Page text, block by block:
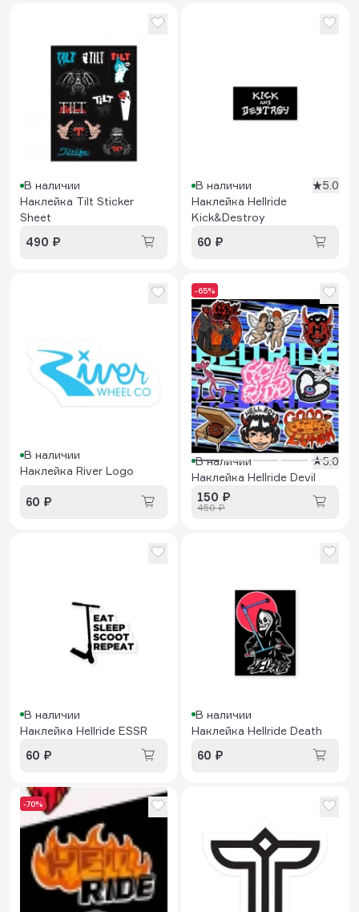
В наличии
Наклейка Tilt Sticker
Sheet
490 ₽
В наличии
5.0
Наклейка Hellride
Kick&Destroy
60 ₽
В наличии
Наклейка River Logo
60 ₽
-65%
В наличии
5.0
Наклейка Hellride Devil
150 ₽
450 ₽
В наличии
Наклейка Hellride ESSR
60 ₽
В наличии
Наклейка Hellride Death
60 ₽
-70%